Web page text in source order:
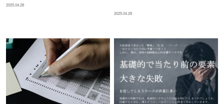
2025.04.28
2025.04.28